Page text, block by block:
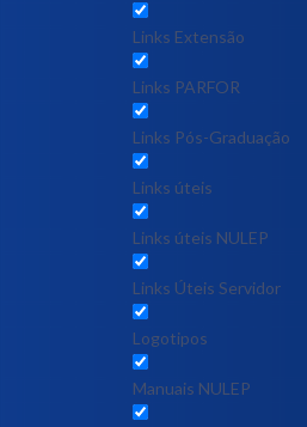
Links Extensão
Links PARFOR
Links Pós-Graduação
Links úteis
Links úteis NULEP
Links Úteis Servidor
Logotipos
Manuais NULEP